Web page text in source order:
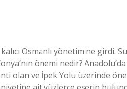
Osmanlı yönetimine girdi.
önemi nedir? Anadolu’da
olan ve İpek Yolu üzerinde